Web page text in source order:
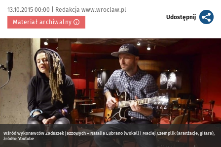
Data publikacji:
13.10.2015 00:00 | Autor:
Redakcja www.wroclaw.pl
Materiał archiwalny
Udostępnijartykuł
Kliknij, aby powiększyć
Wśród wykonawców Zaduszek jazzowych – Natalia Lubrano (wokal) i Maciej Czemplik (aranżacje, gitara),
źródło: Youtube